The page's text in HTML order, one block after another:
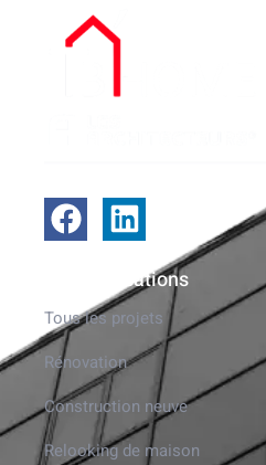
Nos réalisations
Tous les projets
Rénovation
Construction neuve
Relooking de maison